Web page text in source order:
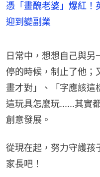
憑「畫醜老婆」爆紅！
迎到變副業
日常中，想想自己與
停的時候，制止了他；
畫才對」、「字應該這
這玩具怎麼玩......其實
創意發展。
從現在起，努力守護孩
家長吧！